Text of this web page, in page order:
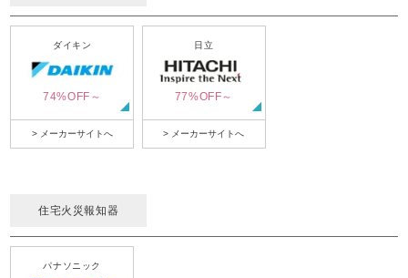
ダイキン
74%OFF～
> メーカーサイトへ
日立
77%OFF～
> メーカーサイトへ
住宅火災報知器
パナソニック